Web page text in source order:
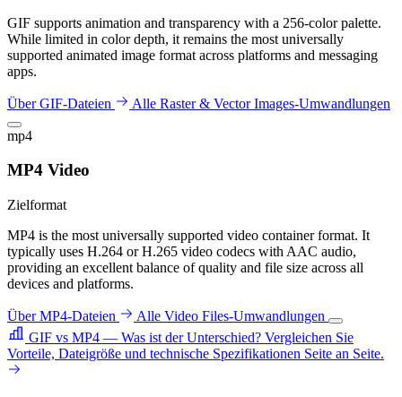
GIF supports animation and transparency with a 256-color palette.
While limited in color depth, it remains the most universally
supported animated image format across platforms and messaging
apps.
Über GIF-Dateien Alle Raster & Vector Images-Umwandlungen
mp4
MP4 Video
Zielformat
MP4 is the most universally supported video container format. It
typically uses H.264 or H.265 video codecs with AAC audio,
providing an excellent balance of quality and file size across all
devices and platforms.
Über MP4-Dateien
Alle Video Files-Umwandlungen
GIF vs MP4 — Was ist der Unterschied? Vergleichen Sie
Vorteile, Dateigröße und technische Spezifikationen Seite an Seite.